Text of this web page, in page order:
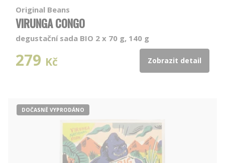
Original Beans
VIRUNGA CONGO
degustační sada BIO 2 x 70 g, 140 g
279 Kč Zobrazit detail
DOČASNĚ VYPRODÁNO